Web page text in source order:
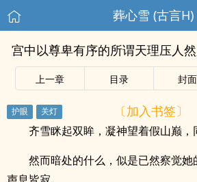
葬心雪 (古言H)
宫中以尊卑有序的所谓天理压人
上一章 目录 封面
〔加入书签〕
齐雪眯起双眸，凝神望着假山巅，
然而暗处的什么，似是已然察觉